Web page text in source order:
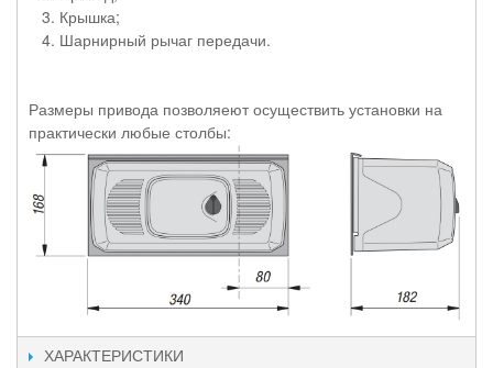
Крышка;
Шарнирный рычаг передачи.
Размеры привода позволяеют осуществить установки на
практически любые столбы:
ХАРАКТЕРИСТИКИ